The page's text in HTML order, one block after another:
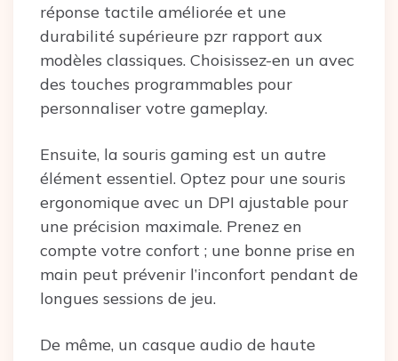
réponse tactile améliorée et une
durabilité supérieure pzr rapport aux
modèles classiques. Choisissez-en un avec
des touches programmables pour
personnaliser votre gameplay.
Ensuite, la souris gaming est un autre
élément essentiel. Optez pour une souris
ergonomique avec un DPI ajustable pour
une précision maximale. Prenez en
compte votre confort ; une bonne prise en
main peut prévenir l’inconfort pendant de
longues sessions de jeu.
De même, un casque audio de haute